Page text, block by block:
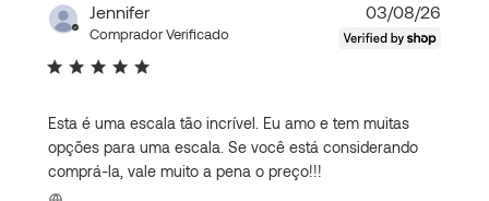
Jennifer
Comprador Verificado
Esta é uma escala tão incrível. Eu amo e tem muitas
opções para uma escala. Se você está considerando
comprá-la, vale muito a pena o preço!!!
03/08/26